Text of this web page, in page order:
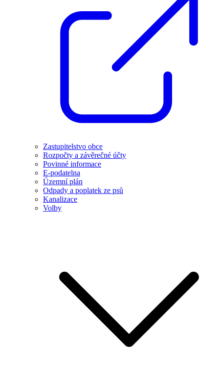
Zastupitelstvo obce
Rozpočty a závěrečné účty
Povinné informace
E-podatelna
Územní plán
Odpady a poplatek ze psů
Kanalizace
Volby